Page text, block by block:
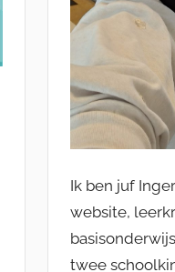
Ik ben juf
website,
twee